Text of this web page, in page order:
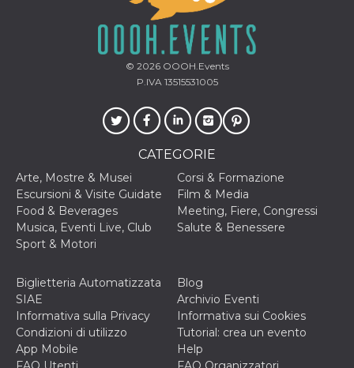
© 2026OOOH.Events
P.IVA 13515531005
CATEGORIE
Arte, Mostre & Musei
Corsi & Formazione
Escursioni & Visite Guidate
Film & Media
Food & Beverages
Meeting, Fiere, Congressi
Musica, Eventi Live, Club
Salute & Benessere
Sport & Motori
Biglietteria Automatizzata
SIAE
Blog
Archivio Eventi
Informativa sulla Privacy
Informativa sui Cookies
Condizioni di utilizzo
Tutorial: crea un evento
App Mobile
Help